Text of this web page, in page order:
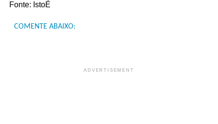
Fonte: IstoÉ
COMENTE ABAIXO:
ADVERTISEMENT